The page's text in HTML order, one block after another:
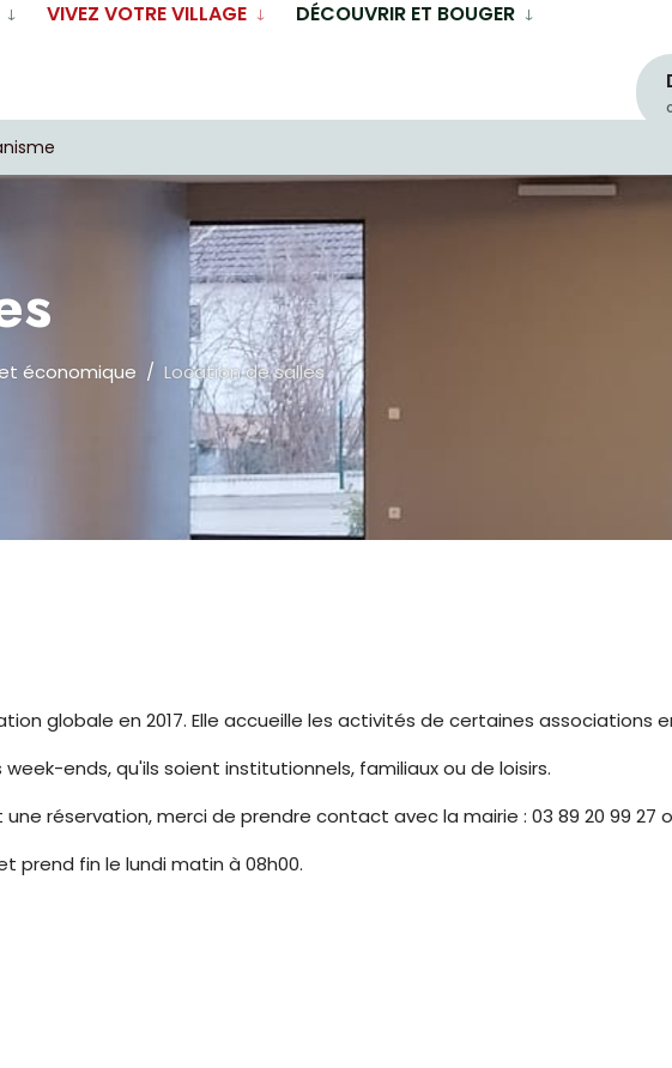
VIVEZ VOTRE VILLAGE DÉCOUVRIR ET BOUGER
économique Location de salles
globale en 2017. Elle accueille les activités de certaines associations
ends, qu'ils soient institutionnels, familiaux ou de loisirs.
réservation, merci de prendre contact avec la mairie : 03 89 20 99 27
prend fin le lundi matin à 08h00.